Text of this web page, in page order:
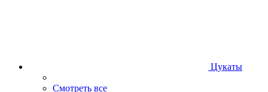
Цукаты
Смотреть все